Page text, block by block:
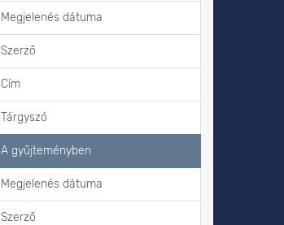
Megjelenés dátuma
Szerző
Cím
Tárgyszó
A gyűjteményben
Megjelenés dátuma
Szerző